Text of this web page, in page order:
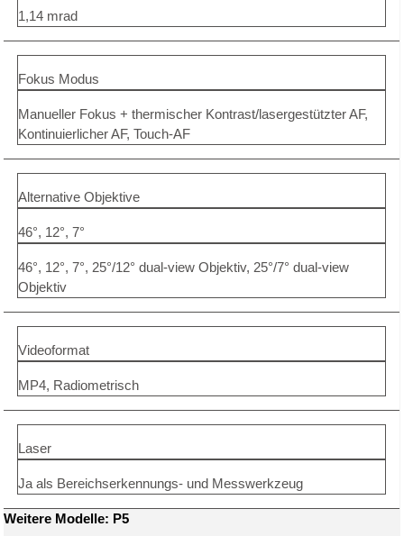
1,14 mrad
Fokus Modus
Manueller Fokus + thermischer Kontrast/lasergestützter AF,
Kontinuierlicher AF, Touch-AF
Alternative Objektive
46°, 12°, 7°
46°, 12°, 7°, 25°/12° dual-view Objektiv, 25°/7° dual-view
Objektiv
Videoformat
MP4, Radiometrisch
Laser
Ja als Bereichserkennungs- und Messwerkzeug
Weitere Modelle: P5